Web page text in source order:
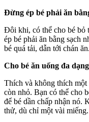
Đừng ép bé phải ăn
Đôi khi, có thể cho bé bỏ
ép bé phải ăn bằng sạch
bé quá tải, dẫn tới chán ăn.
Cho bé ăn uống đa
Thích và không thích một
còn nhỏ. Bạn có thể cho
để bé dần chấp nhận nó.
thử, dù chỉ một vài miếng.